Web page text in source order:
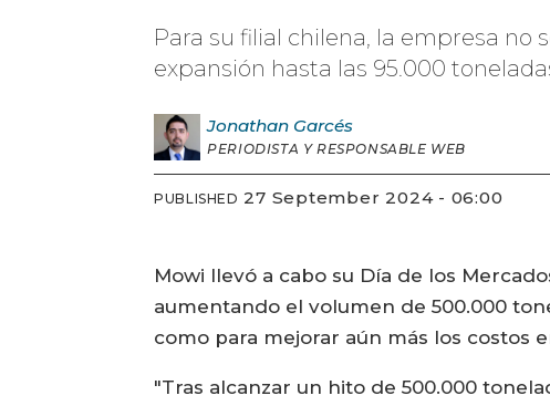
Para su filial chilena, la empresa
expansión hasta las 95.000
Jonathan Garcés
PERIODISTA Y RESPONSABLE WEB
PUBLISHED 27 September 2024 - 06:00
Mowi llevó a cabo su Día de los
aumentando el volumen de 500.000
como para mejorar aún más los costos
"Tras alcanzar un hito de 500.000